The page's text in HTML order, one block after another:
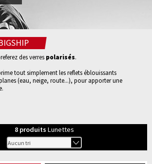
des verres polarisés.
tout simplement les reflets éblouissants
(eau, neige, route...), pour apporter une
8 produits Lunettes